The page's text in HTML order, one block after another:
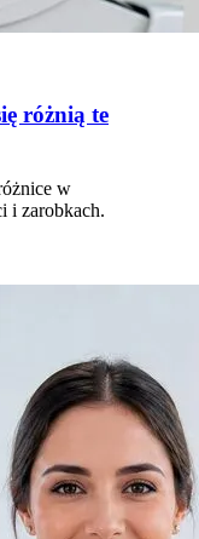
różnią te
w
i zarobkach.